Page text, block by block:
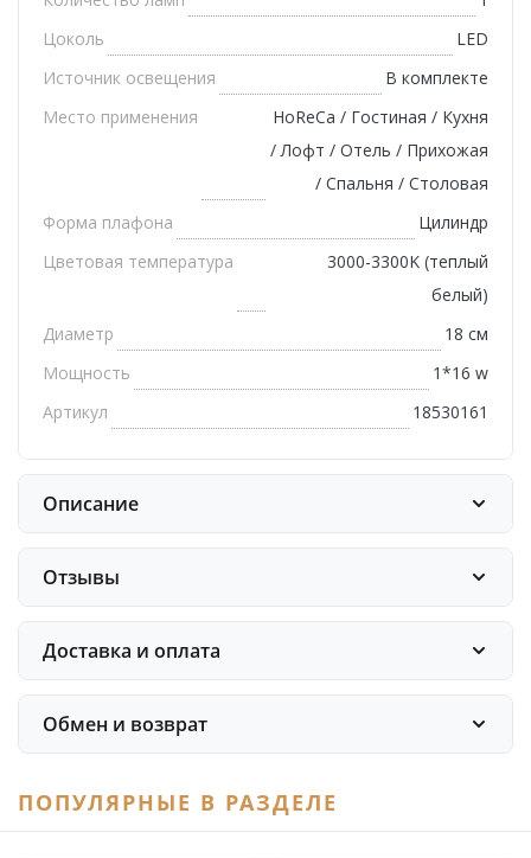
Цоколь
LED
Источник освещения
В комплекте
Место применения
HoReCa / Гостиная / Кухня
/ Лофт / Отель / Прихожая
/ Спальня / Столовая
Форма плафона
Цилиндр
Цветовая температура
3000-3300K (теплый
белый)
Диаметр
18 см
Мощность
1*16 w
Артикул
18530161
Описание
Отзывы
Доставка и оплата
Обмен и возврат
ПОПУЛЯРНЫЕ В РАЗДЕЛЕ